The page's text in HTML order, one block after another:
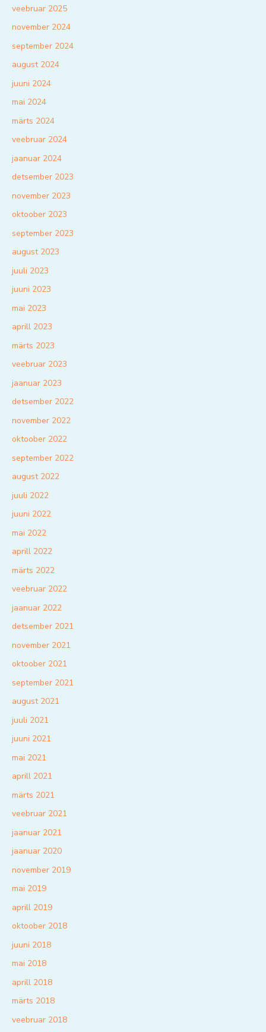
veebruar 2025
november 2024
september 2024
august 2024
juuni 2024
mai 2024
märts 2024
veebruar 2024
jaanuar 2024
detsember 2023
november 2023
oktoober 2023
september 2023
august 2023
juuli 2023
juuni 2023
mai 2023
aprill 2023
märts 2023
veebruar 2023
jaanuar 2023
detsember 2022
november 2022
oktoober 2022
september 2022
august 2022
juuli 2022
juuni 2022
mai 2022
aprill 2022
märts 2022
veebruar 2022
jaanuar 2022
detsember 2021
november 2021
oktoober 2021
september 2021
august 2021
juuli 2021
juuni 2021
mai 2021
aprill 2021
märts 2021
veebruar 2021
jaanuar 2021
jaanuar 2020
november 2019
mai 2019
aprill 2019
oktoober 2018
juuni 2018
mai 2018
aprill 2018
märts 2018
veebruar 2018